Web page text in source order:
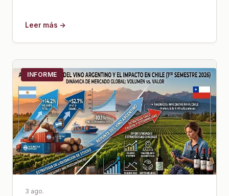
Leer más →
INFORME
3 ago.